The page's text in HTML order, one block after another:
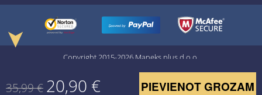
Copyright 2015-2026 Maneks plus d.o.o.
35,99€ 20,90 € PIEVIENOT GROZAM
➤